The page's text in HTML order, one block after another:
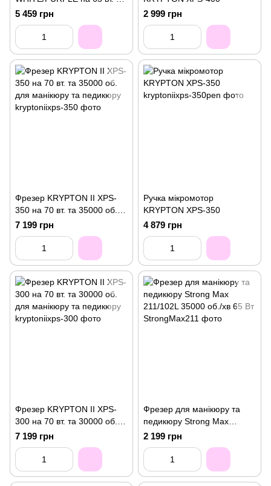
40000 об. для манікюру та
педикюру
5 459 грн 2 999 грн
Фрезер KRYPTON II XPS-
350 на 70 вт. та 35000 об.
для манікюру та педикюру
7 199 грн
Ручка мікромотор
KRYPTON XPS-350
4 879 грн
Фрезер KRYPTON II XPS-
300 на 70 вт. та 30000 об.
для манікюру та педикюру
7 199 грн
Фрезер для манікюру та
педикюру Strong Max
211/102L 35000 об./хв 65 Вт
2 199 грн